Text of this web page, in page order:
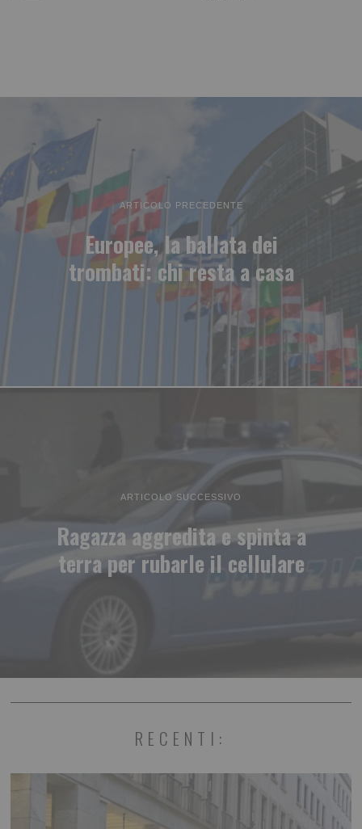
ARTICOLO PRECEDENTE
Europee, la ballata dei
trombati: chi resta a casa
ARTICOLO SUCCESSIVO
Ragazza aggredita e spinta a
terra per rubarle il cellulare
RECENTI: